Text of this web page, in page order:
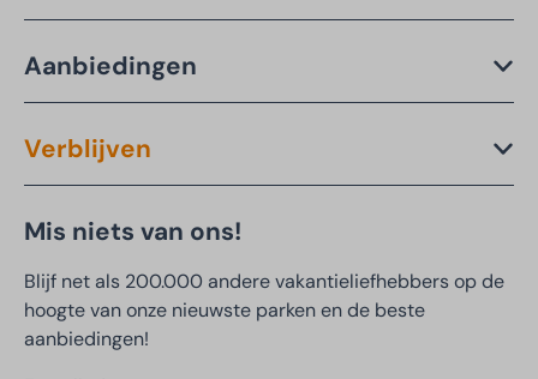
Aanbiedingen
Verblijven
Mis niets van ons!
Blijf net als 200.000 andere vakantieliefhebbers op de
hoogte van onze nieuwste parken en de beste
aanbiedingen!